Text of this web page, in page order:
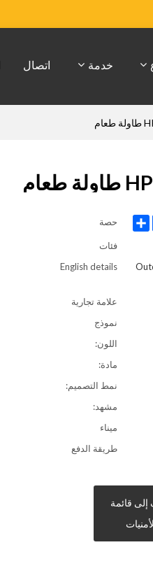
خدمة اتصال
حصة Share
فئات
English details
علامة تجارية
نموذج
اللون:
مادة:
نمط التصميم:
مشهد:
ميناء
طريقة الدفع
قائمة